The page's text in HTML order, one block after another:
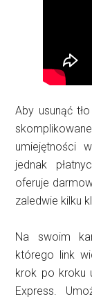
Aby usunąć
umiejętności
jednak
oferuje
zaledwie kilku
Na swoim
którego link
krok po kroku
Express.